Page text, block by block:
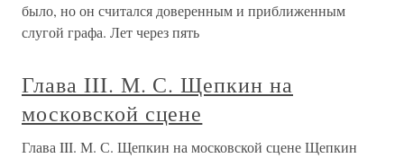
было, но он считался доверенным и приближенным
слугой графа. Лет через пять
Глава III. М. С. Щепкин на
московской сцене
Глава III. М. С. Щепкин на московской сцене Щепкин